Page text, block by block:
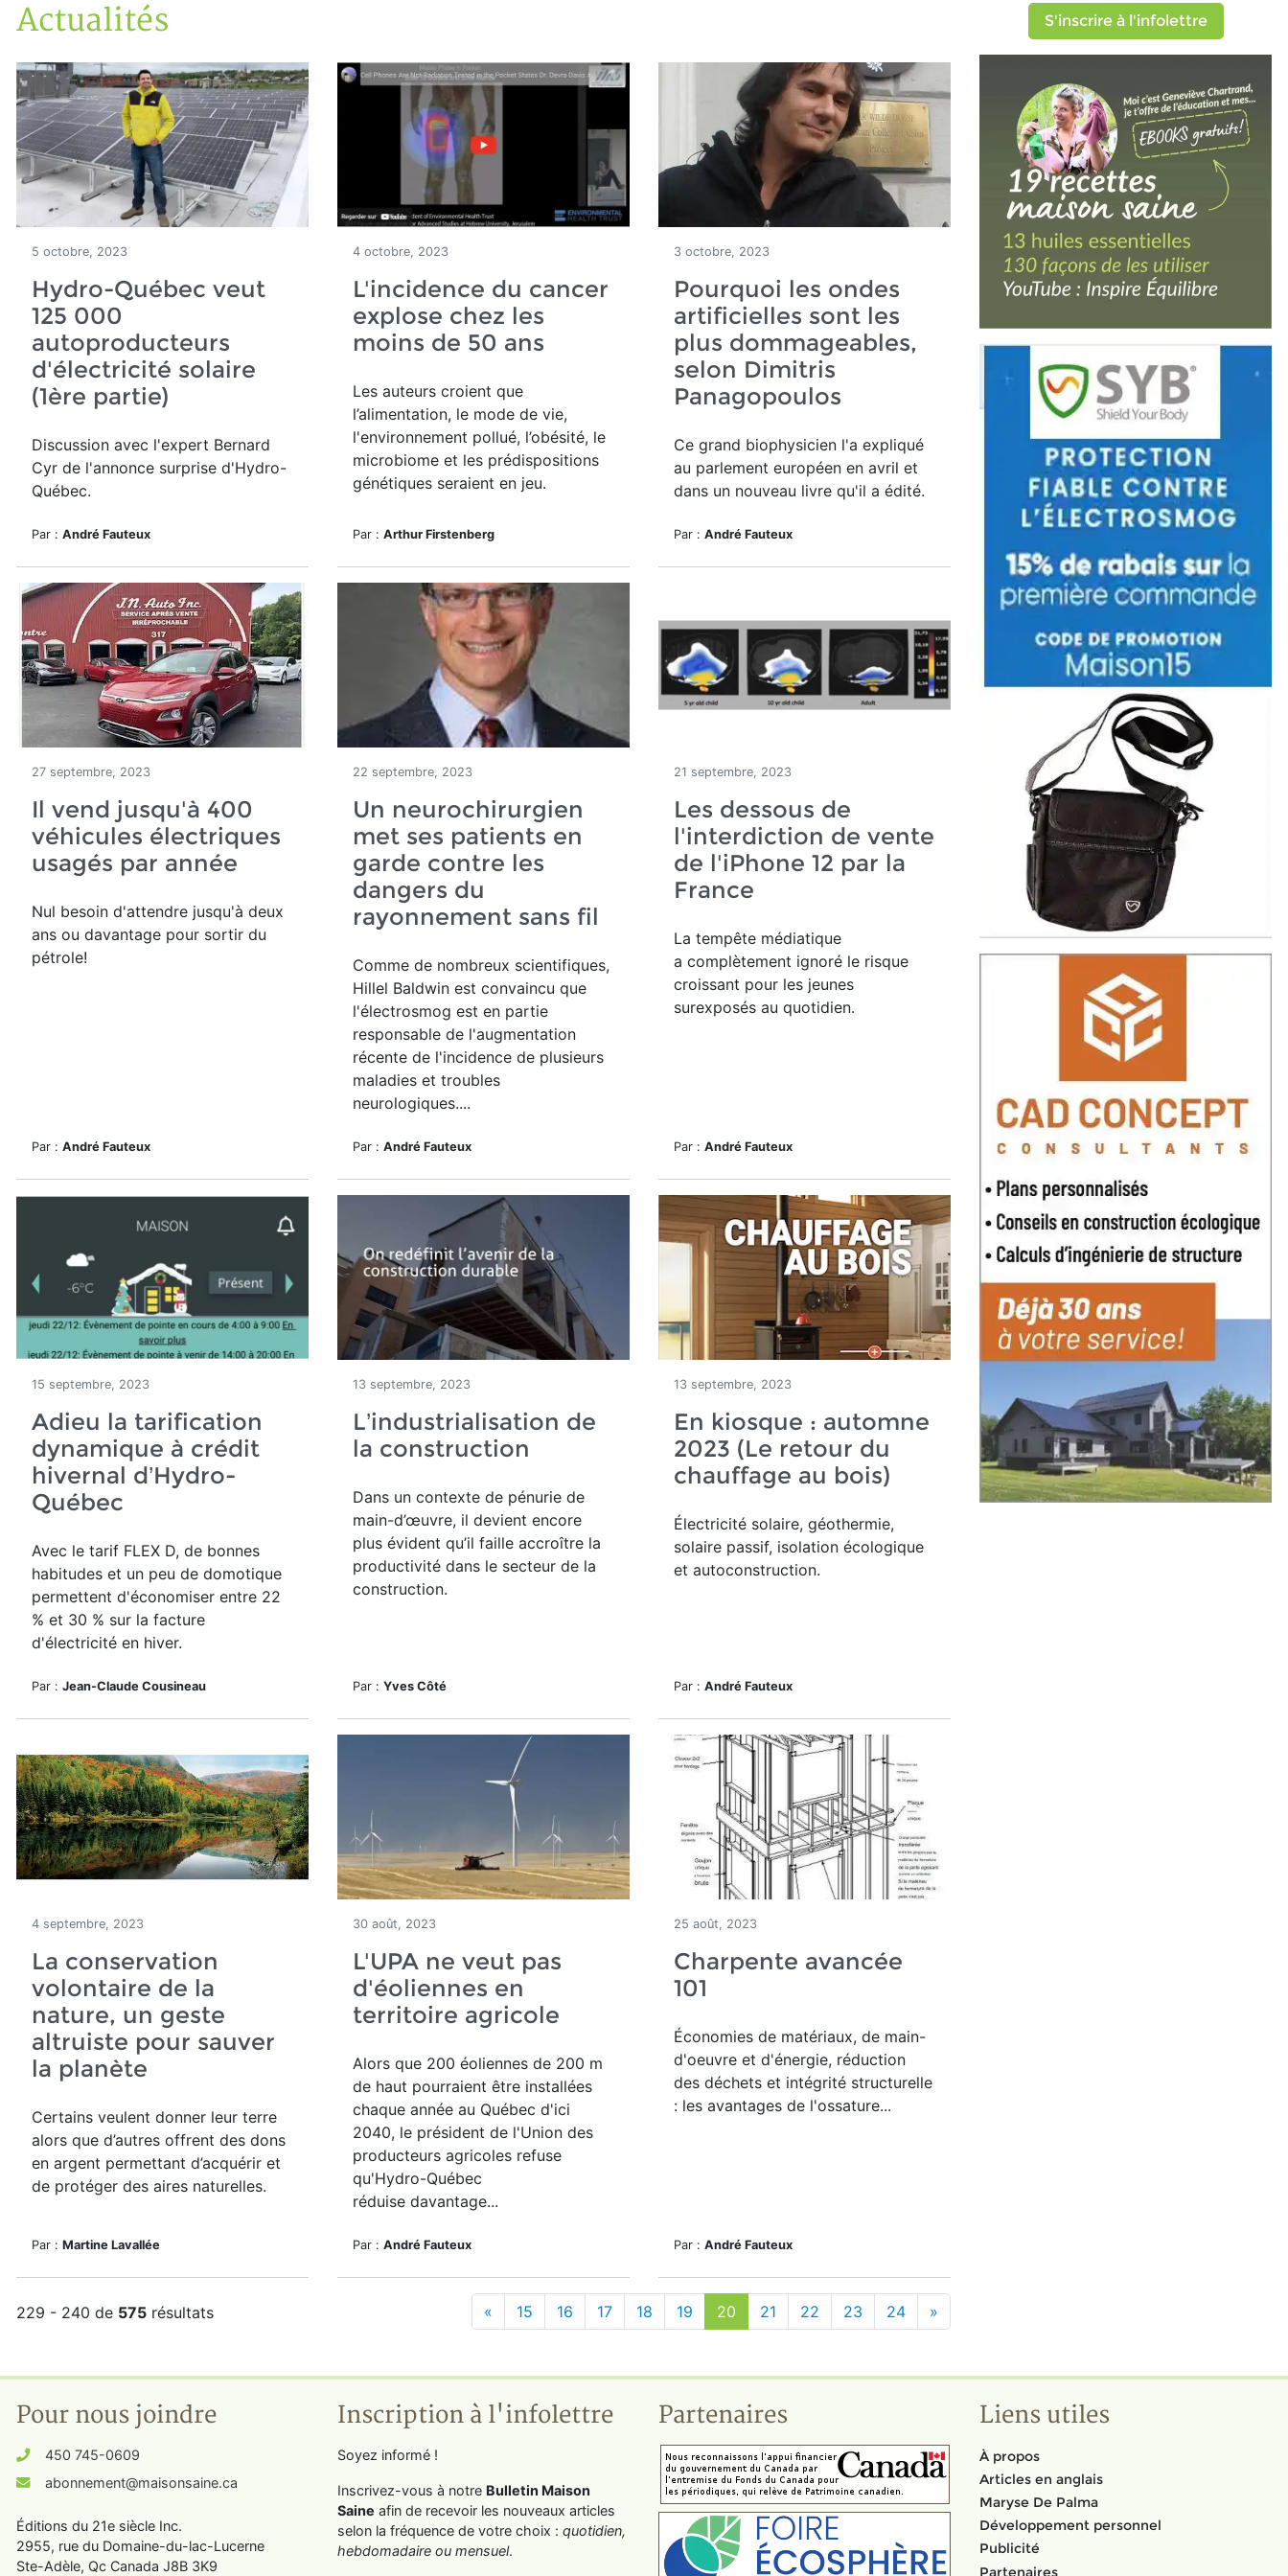
Accueil
En kiosque!
Actualités
Actualités
5 octobre, 2023
Hydro-Québec veut
125 000
autoproducteurs
d'électricité solaire
(1ère partie)
Discussion avec l'expert Bernard
Cyr de l'annonce surprise d'Hydro-
Québec.
Par : André Fauteux
4 octobre, 2023
L'incidence du cancer
explose chez les
moins de 50 ans
Les auteurs croient que
l’alimentation, le mode de vie,
l'environnement pollué, l’obésité, le
microbiome et les prédispositions
génétiques seraient en jeu.
Par : Arthur Firstenberg
3 octobre, 2023
Pourquoi les ondes
artificielles sont les
plus dommageables,
selon Dimitris
Panagopoulos
Ce grand biophysicien l'a expliqué
au parlement européen en avril et
dans un nouveau livre qu'il a édité.
Par : André Fauteux
27 septembre, 2023
Il vend jusqu'à 400
véhicules électriques
usagés par année
Nul besoin d'attendre jusqu'à deux
ans ou davantage pour sortir du
pétrole!
Par : André Fauteux
22 septembre, 2023
Un neurochirurgien
met ses patients en
garde contre les
dangers du
rayonnement sans fil
Comme de nombreux scientifiques,
Hillel Baldwin est convaincu que
l'électrosmog est en partie
responsable de l'augmentation
récente de l'incidence de plusieurs
maladies et troubles
neurologiques....
Par : André Fauteux
21 septembre, 2023
Les dessous de
l'interdiction de vente
de l'iPhone 12 par la
France
La tempête médiatique
a complètement ignoré le risque
croissant pour les jeunes
surexposés au quotidien.
Par : André Fauteux
15 septembre, 2023
Adieu la tarification
dynamique à crédit
hivernal d’Hydro-
Québec
Avec le tarif FLEX D, de bonnes
habitudes et un peu de domotique
permettent d'économiser entre 22
% et 30 % sur la facture
d'électricité en hiver.
Par : Jean-Claude Cousineau
13 septembre, 2023
L’industrialisation de
la construction
Dans un contexte de pénurie de
main-d’œuvre, il devient encore
plus évident qu’il faille accroître la
productivité dans le secteur de la
construction.
Par : Yves Côté
13 septembre, 2023
En kiosque : automne
2023 (Le retour du
chauffage au bois)
Électricité solaire, géothermie,
solaire passif, isolation écologique
et autoconstruction.
Par : André Fauteux
4 septembre, 2023
La conservation
volontaire de la
nature, un geste
altruiste pour sauver
la planète
Certains veulent donner leur terre
alors que d’autres offrent des dons
en argent permettant d’acquérir et
de protéger des aires naturelles.
Par : Martine Lavallée
30 août, 2023
L'UPA ne veut pas
d'éoliennes en
territoire agricole
Alors que 200 éoliennes de 200 m
de haut pourraient être installées
chaque année au Québec d'ici
2040, le président de l'Union des
producteurs agricoles refuse
qu'Hydro-Québec
réduise davantage...
Par : André Fauteux
25 août, 2023
Charpente avancée
101
Économies de matériaux, de main-
d'oeuvre et d'énergie, réduction
des déchets et intégrité structurelle
: les avantages de l'ossature...
Par : André Fauteux
229 - 240 de 575 résultats « 15 16 17 18 19 20 21 22 23 24 »
S'inscrire à l'infolettre
Pour nous joindre
450 745-0609
abonnement@maisonsaine.ca
Éditions du 21e siècle Inc.
2955, rue du Domaine-du-lac-Lucerne
Ste-Adèle, Qc Canada J8B 3K9
Inscription à l'infolettre
Soyez informé !
Inscrivez-vous à notre Bulletin Maison
Saine afin de recevoir les nouveaux articles
selon la fréquence de votre choix : quotidien,
hebdomadaire ou mensuel.
Partenaires Liens utiles
À propos
Articles en anglais
Maryse De Palma
Développement personnel
Publicité
Partenaires